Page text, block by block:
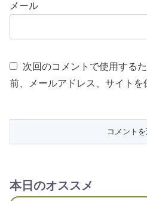
メール
次回のコメントで使用する
前、メールアドレス、サイトを
本日のオススメ